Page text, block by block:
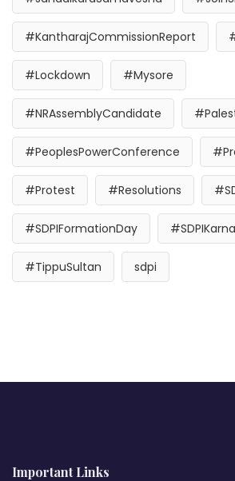
#KantharajCommissionReport
#Lockdown #Mysore
#NRAssemblyCandidate
#PeoplesPowerConference
#Protest #Resolutions
#SDPIFormationDay
#TippuSultan sdpi
Important Links